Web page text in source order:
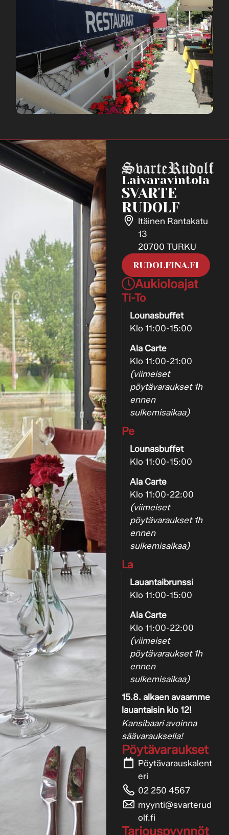
Laivaravintola
SVARTE
RUDOLF
Itäinen Rantakatu
13
20700 TURKU
RUDOLFINA.FI
Aukioloajat
Ti-To
Lounasbuffet
Klo 11:00-15:00
Ala Carte
Klo 11:00-21:00
(viimeiset
pöytävaraukset 1h
ennen
sulkemisaikaa)
Pe
Lounasbuffet
Klo 11:00-15:00
Ala Carte
Klo 11:00-22:00
(viimeiset
pöytävaraukset 1h
ennen
sulkemisaikaa)
La
Lauantaibrunssi
Klo 11:00-15:00
Ala Carte
Klo 11:00-22:00
(viimeiset
pöytävaraukset 1h
ennen
sulkemisaikaa)
15.8. alkaen avaamme
lauantaisin klo 12!
Kansibaari avoinna
säävarauksella!
Pöytävaraukset
Pöytävarauskalent
eri
02 250 4567
myynti@svarterud
olf.fi
Tarjouspyynnöt